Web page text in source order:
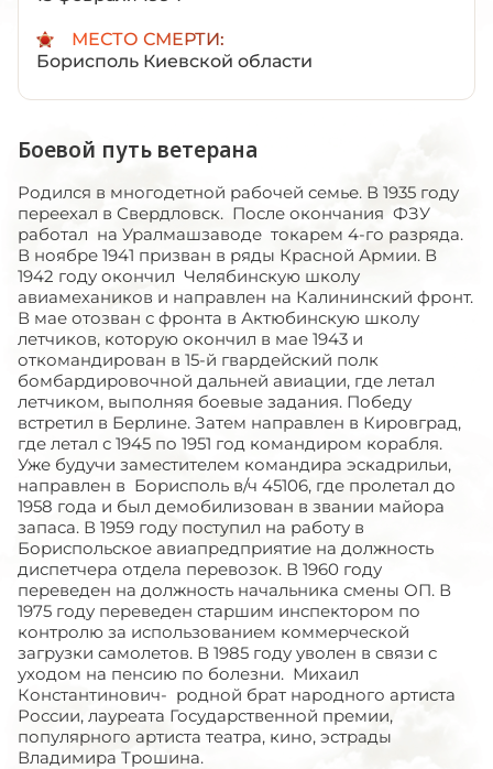
МЕСТО СМЕРТИ:
Борисполь Киевской области
Боевой путь ветерана
Родился в многодетной рабочей семье. В 1935 году
переехал в Свердловск. После окончания ФЗУ
работал на Уралмашзаводе токарем 4-го разряда.
В ноябре 1941 призван в ряды Красной Армии. В
1942 году окончил Челябинскую школу
авиамехаников и направлен на Калининский фронт.
В мае отозван с фронта в Актюбинскую школу
летчиков, которую окончил в мае 1943 и
откомандирован в 15-й гвардейский полк
бомбардировочной дальней авиации, где летал
летчиком, выполняя боевые задания. Победу
встретил в Берлине. Затем направлен в Кировград,
где летал с 1945 по 1951 год командиром корабля.
Уже будучи заместителем командира эскадрильи,
направлен в Борисполь в/ч 45106, где пролетал до
1958 года и был демобилизован в звании майора
запаса. В 1959 году поступил на работу в
Бориспольское авиапредприятие на должность
диспетчера отдела перевозок. В 1960 году
переведен на должность начальника смены ОП. В
1975 году переведен старшим инспектором по
контролю за использованием коммерческой
загрузки самолетов. В 1985 году уволен в связи с
уходом на пенсию по болезни. Михаил
Константинович- родной брат народного артиста
России, лауреата Государственной премии,
популярного артиста театра, кино, эстрады
Владимира Трошина.